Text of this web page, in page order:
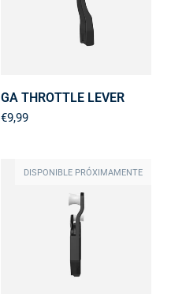
GA THROTTLE LEVER
€9,99
DISPONIBLE PRÓXIMAMENTE